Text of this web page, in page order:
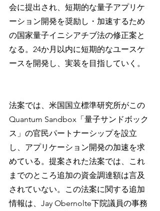
会に提出され、短期的な量子アプリケ
ーション開発を奨励し・加速するため
の国家量子イニシアチブ法の修正案と
なる。24か月以内に短期的なユースケ
ースを開発し、実装を目指していく。
法案では、米国国立標準研究所がこの
Quantum Sandbox「量子サンドボック
ス」の官民パートナーシップを設立
し、アプリケーション開発の加速を求
めている。提案された法案では、これ
までのところ追加の資金調達額は言及
されていない。この法案に関する追加
情報は、Jay Obernolte下院議員の事務